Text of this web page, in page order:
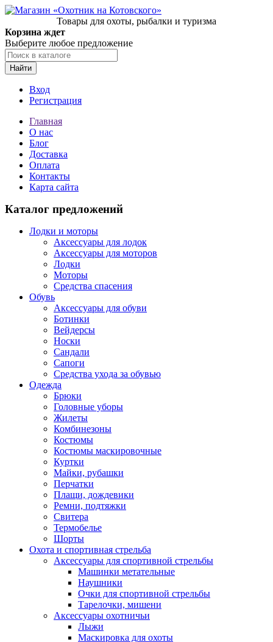
Товары для охоты, рыбалки и туризма
Корзина ждет
Выберите любое предложение
Найти
Вход
Регистрация
Главная
О нас
Блог
Доставка
Оплата
Контакты
Карта сайта
Каталог предложений
Лодки и моторы
Аксессуары для лодок
Аксессуары для моторов
Лодки
Моторы
Средства спасения
Обувь
Аксессуары для обуви
Ботинки
Вейдерсы
Носки
Сандали
Сапоги
Средства ухода за обувью
Одежда
Брюки
Головные уборы
Жилеты
Комбинезоны
Костюмы
Костюмы маскировочные
Куртки
Майки, рубашки
Перчатки
Плащи, дождевики
Ремни, подтяжки
Свитера
Термобелье
Шорты
Охота и спортивная стрельба
Аксессуары для спортивной стрельбы
Машинки метательные
Наушники
Очки для спортивной стрельбы
Тарелочки, мишени
Аксессуары охотничьи
Лыжи
Маскировка для охоты